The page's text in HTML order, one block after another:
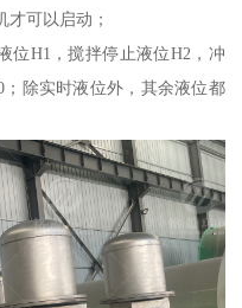
可以启动；
位H1，搅拌停止液位H2，冲
除实时液位外，其余液位都